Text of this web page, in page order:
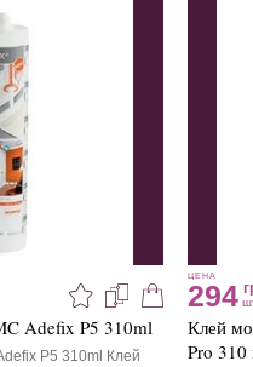
Adefix P5 310ml
P5 310ml Клей
ЦЕНА
294
Клей
Pro 310